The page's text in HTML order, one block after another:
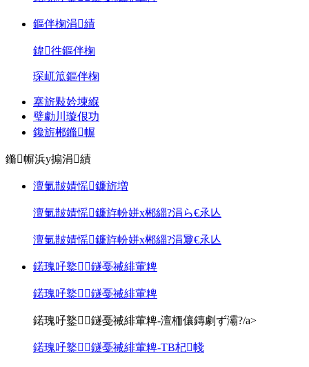
鏂伴椈涓績
鍏徃鏂伴椈
琛屼笟鏂伴椈
搴旂敤妗堜緥
璧勮川璇佷功
鑱旂郴鏅幈
鏅幈浜у搧涓績
澶氭皵婧愮鐮旂増
澶氭皵婧愮鐮斿帉姘х郴緇?涓ら€氶亾
澶氭皵婧愮鐮斿帉姘х郴緇?涓夐€氶亾
鍩瑰吇鐜鐩戞祴緋葷粺
鍩瑰吇鐜鐩戞祴緋葷粺
鍩瑰吇鐜鐩戞祴緋葷粺-澶栭儴鏄劇ず灞?/a>
鍩瑰吇鐜鐩戞祴緋葷粺-TB杞帴